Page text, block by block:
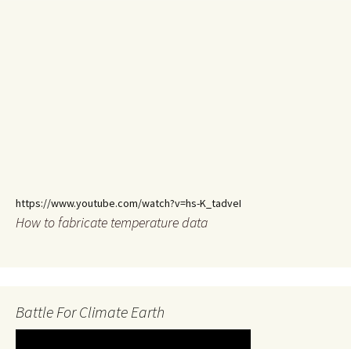
https://www.youtube.com/watch?v=hs-K_tadveI
How to fabricate temperature data
Battle For Climate Earth